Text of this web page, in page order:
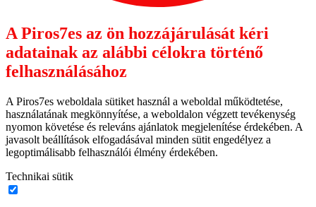
A Piros7es az ön hozzájárulását kéri
adatainak az alábbi célokra történő
felhasználásához
A Piros7es weboldala sütiket használ a weboldal működtetése,
használatának megkönnyítése, a weboldalon végzett tevékenység
nyomon követése és releváns ajánlatok megjelenítése érdekében. A
javasolt beállítások elfogadásával minden sütit engedélyez a
legoptimálisabb felhasználói élmény érdekében.
Technikai sütik